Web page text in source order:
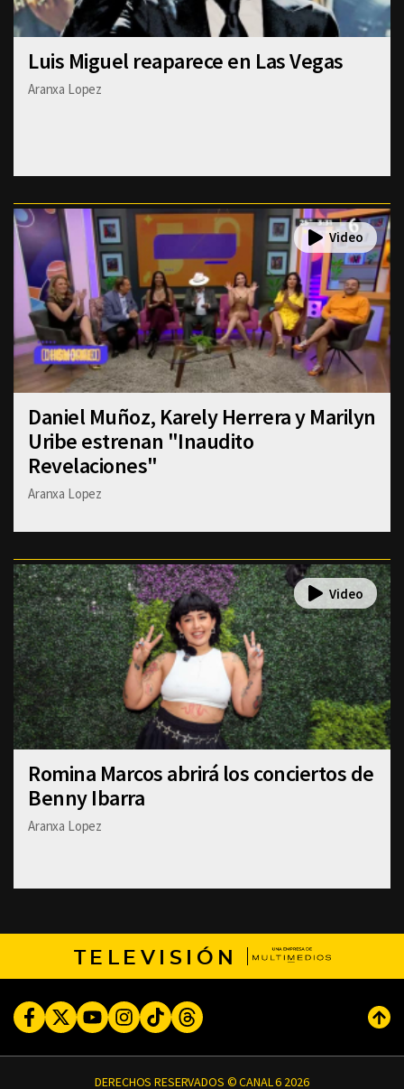
Luis Miguel reaparece en Las Vegas
Aranxa Lopez
Daniel Muñoz, Karely Herrera y Marilyn
Uribe estrenan "Inaudito
Revelaciones"
Aranxa Lopez
Romina Marcos abrirá los conciertos de
Benny Ibarra
Aranxa Lopez
TELEVISIÓN
FacebookTwitterYoutubeInstagram
TikTokThreads
DERECHOS RESERVADOS © CANAL 6 2026